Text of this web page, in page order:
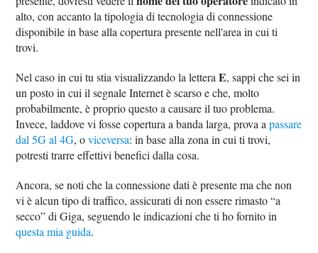
alto, con accanto la tipologia di tecnologia di connessione
disponibile in base alla copertura presente nell'area in cui ti
trovi.
Nel caso in cui tu stia visualizzando la letteraE, sappi che sei in
un posto in cui il segnale Internet è scarso e che, molto
probabilmente, è proprio questo a causare il tuo problema.
Invece, laddove vi fosse copertura a banda larga, prova apassare
dal 5G al 4G, oviceversa: in base alla zona in cui ti trovi,
potresti trarre effettivi benefici dalla cosa.
Ancora, se noti che la connessione dati è presente ma che non
vi è alcun tipo di traffico, assicurati di non essere rimasto “a
secco” di Giga, seguendo le indicazioni che ti ho fornito in
questa mia guida.